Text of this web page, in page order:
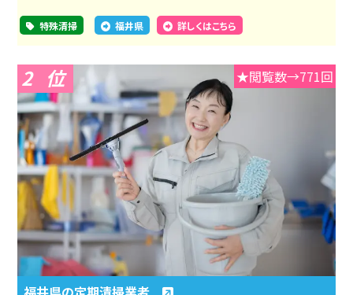
特殊清掃 福井県 詳しくはこちら
2 ★閲覧数→771回